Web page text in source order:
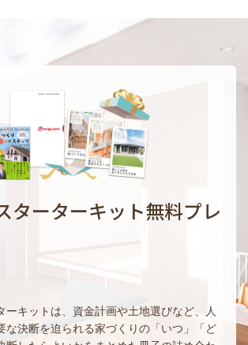
ターターキット無料プレ
ーキットは、資金計画や土地選びなど、人
な決断を迫られる家づくりの「いつ」「ど